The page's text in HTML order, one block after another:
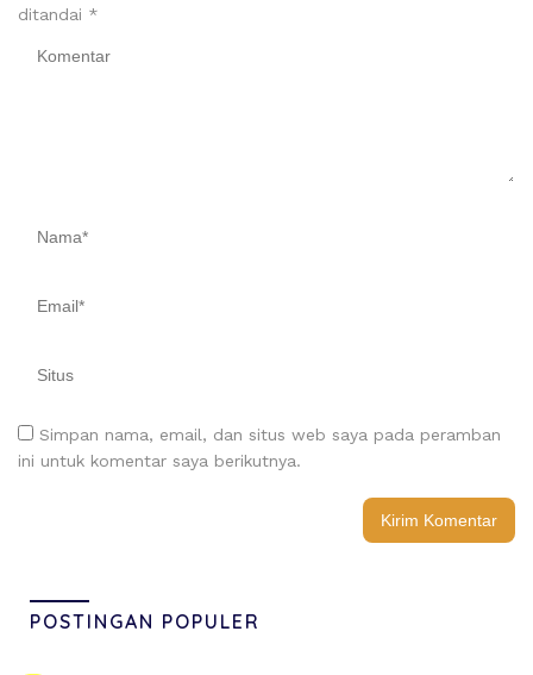
ditandai *
Simpan nama, email, dan situs web saya pada peramban
ini untuk komentar saya berikutnya.
POSTINGAN POPULER